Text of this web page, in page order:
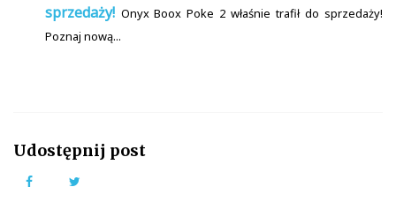
sprzedaży! Onyx Boox Poke 2 właśnie trafił do sprzedaży!
Poznaj nową...
Udostępnij post
Facebook